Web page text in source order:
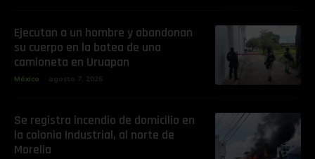
Ejecutan a un hombre y abandonan
su cuerpo en la batea de una
camioneta en Uruapan
México agosto 7, 2026
Se registra incendio de domicilio en
la colonia Industrial, al norte de
Morelia